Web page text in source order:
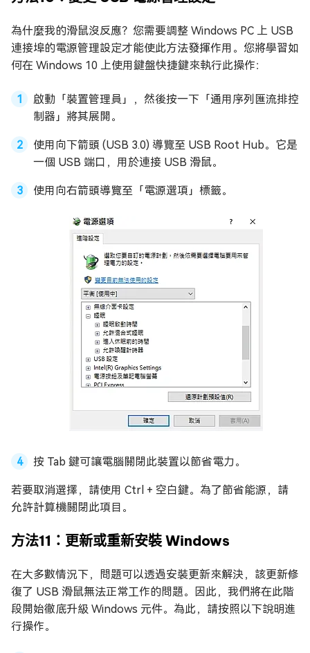
為什麼我的滑鼠沒反應？您需要調整 Windows PC 上 USB
連接埠的電源管理設定才能使此方法發揮作用。您將學習如
何在 Windows 10 上使用鍵盤快捷鍵來執行此操作：
啟動「裝置管理員」，然後按一下「通用序列匯流排控
制器」將其展開。
使用向下箭頭 (USB 3.0) 導覽至 USB Root Hub。它是
一個 USB 端口，用於連接 USB 滑鼠。
使用向右箭頭導覽至「電源選項」標籤。
按 Tab 鍵可讓電腦關閉此裝置以節省電力。
若要取消選擇，請使用 Ctrl + 空白鍵。為了節省能源，請
允許計算機關閉此項目。
方法11：更新或重新安裝 Windows
在大多數情況下，問題可以透過安裝更新來解決，該更新修
復了 USB 滑鼠無法正常工作的問題。因此，我們將在此階
段開始徹底升級 Windows 元件。為此，請按照以下說明進
行操作。